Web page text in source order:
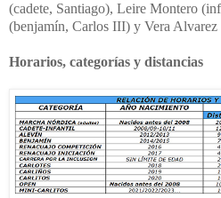
(cadete, Santiago), Leire Montero
(benjamín, Carlos III) y Vera Alvarez
Horarios, categorías y distancias